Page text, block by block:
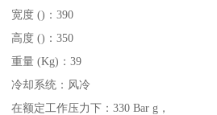
宽度 ()：390
高度 ()：350
重量 (Kg)：39
冷却系统：风冷
在额定工作压力下：330 Bar g，